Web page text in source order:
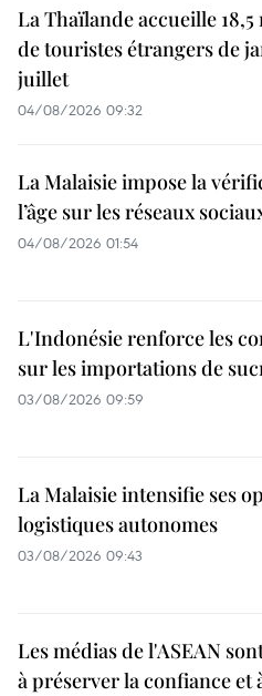
La Thaïlande accueille
de touristes étrangers de
juillet
04/08/2026 09:32
La Malaisie impose la
l’âge sur les réseaux
04/08/2026 01:54
L'Indonésie renforce les
sur les importations de
03/08/2026 09:59
La Malaisie intensifie ses
logistiques autonomes
03/08/2026 09:43
Les médias de l'ASEAN
à préserver la confiance et